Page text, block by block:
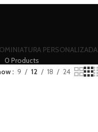
MINIATURA PERSONALIZADA
0 Products
9 12 18 24